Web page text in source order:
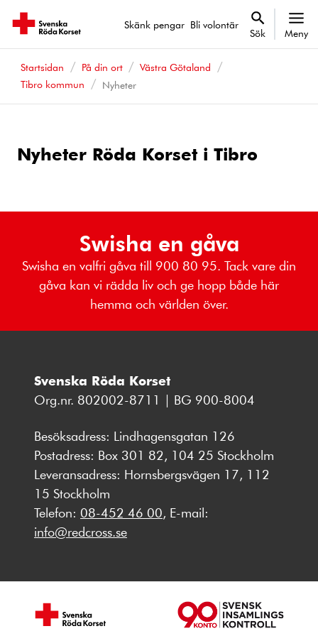
Skänk pengar Bli volontär
Sök Meny
Startsidan På din ort
Västra Götaland
Tibro kommun
Nyheter
Nyheter Röda Korset i Tibro
Swisha en gåva
Swisha en valfri gåva till 900 80 95. Tack vare din
gåva kan vi rädda liv och ge hopp både här
hemma och världen över.
Svenska Röda Korset
Org.nr. 802002-8711 | BG 900-8004
Besöksadress: Lindhagensgatan 126
Postadress: Box 301 82, 104 25 Stockholm
Leveransadress: Hornsbergsvägen 17, 112
15 Stockholm
Telefon: 08-452 46 00, E-mail:
info@redcross.se